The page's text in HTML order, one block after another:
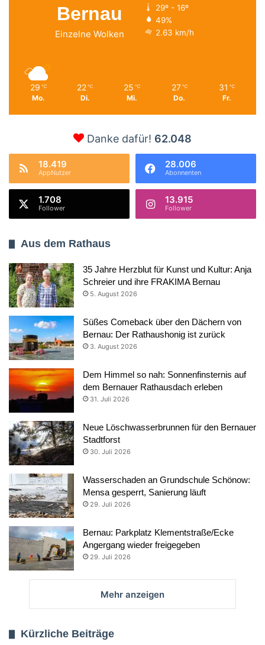
Bernau
Einzelne Wolken
29º - 16º
49%
2.63 km/h
29 ℃
Mo.
22 ℃
Di.
25 ℃
Mi.
27 ℃
Do.
31 ℃
Fr.
Danke dafür! 62.048
18.419
AppNutzer
28.006
Abonnenten
1.708
Follower
13.915
Follower
Aus dem Rathaus
35 Jahre Herzblut für Kunst und Kultur: Anja
Schreier und ihre FRAKIMA Bernau
5. August 2026
Süßes Comeback über den Dächern von
Bernau: Der Rathaushonig ist zurück
3. August 2026
Dem Himmel so nah: Sonnenfinsternis auf
dem Bernauer Rathausdach erleben
31. Juli 2026
Neue Löschwasserbrunnen für den Bernauer
Stadtforst
30. Juli 2026
Wasserschaden an Grundschule Schönow:
Mensa gesperrt, Sanierung läuft
29. Juli 2026
Bernau: Parkplatz Klementstraße/Ecke
Angergang wieder freigegeben
29. Juli 2026
Mehr anzeigen
Kürzliche Beiträge